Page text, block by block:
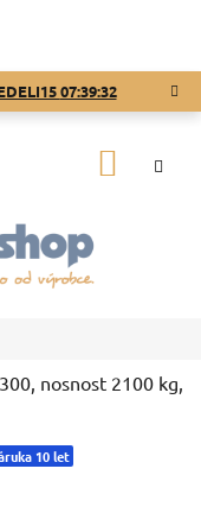
07:39:32
nosnost 2100 kg,
10 let